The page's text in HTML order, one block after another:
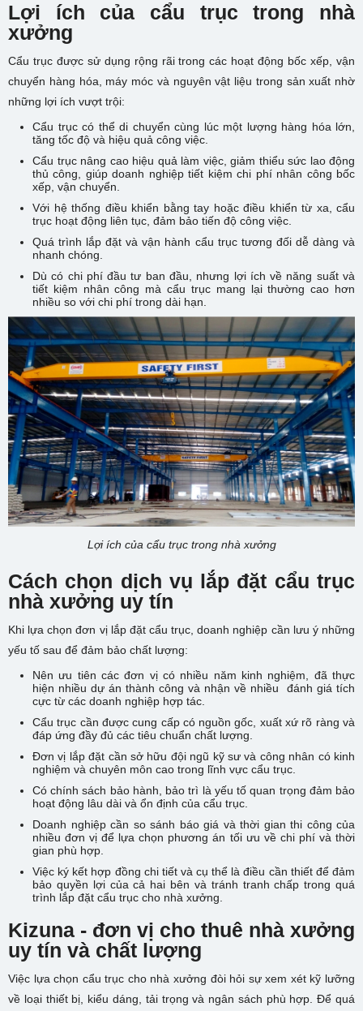
Lợi ích của cẩu trục trong nhà
xưởng
Cẩu trục được sử dụng rộng rãi trong các hoạt động bốc xếp, vận
chuyển hàng hóa, máy móc và nguyên vật liệu trong sản xuất nhờ
những lợi ích vượt trội:
Cẩu trục có thể di chuyển cùng lúc một lượng hàng hóa lớn,
tăng tốc độ và hiệu quả công việc.
Cẩu trục nâng cao hiệu quả làm việc, giảm thiểu sức lao động
thủ công, giúp doanh nghiệp tiết kiệm chi phí nhân công bốc
xếp, vận chuyển.
Với hệ thống điều khiển bằng tay hoặc điều khiển từ xa, cẩu
trục hoạt động liên tục, đảm bảo tiến độ công việc.
Quá trình lắp đặt và vận hành cẩu trục tương đối dễ dàng và
nhanh chóng.
Dù có chi phí đầu tư ban đầu, nhưng lợi ích về năng suất và
tiết kiệm nhân công mà cẩu trục mang lại thường cao hơn
nhiều so với chi phí trong dài hạn.
Lợi ích của cẩu trục trong nhà xưởng
Cách chọn dịch vụ lắp đặt cẩu trục
nhà xưởng uy tín
Khi lựa chọn đơn vị lắp đặt cẩu trục, doanh nghiệp cần lưu ý những
yếu tố sau để đảm bảo chất lượng:
Nên ưu tiên các đơn vị có nhiều năm kinh nghiệm, đã thực
hiện nhiều dự án thành công và nhận về nhiều đánh giá tích
cực từ các doanh nghiệp hợp tác.
Cẩu trục cần được cung cấp có nguồn gốc, xuất xứ rõ ràng và
đáp ứng đầy đủ các tiêu chuẩn chất lượng.
Đơn vị lắp đặt cần sở hữu đội ngũ kỹ sư và công nhân có kinh
nghiệm và chuyên môn cao trong lĩnh vực cẩu trục.
Có chính sách bảo hành, bảo trì là yếu tố quan trọng đảm bảo
hoạt động lâu dài và ổn định của cẩu trục.
Doanh nghiệp cần so sánh báo giá và thời gian thi công của
nhiều đơn vị để lựa chọn phương án tối ưu về chi phí và thời
gian phù hợp.
Việc ký kết hợp đồng chi tiết và cụ thể là điều cần thiết để đảm
bảo quyền lợi của cả hai bên và tránh tranh chấp trong quá
trình lắp đặt cẩu trục cho nhà xưởng.
Kizuna - đơn vị cho thuê nhà xưởng
uy tín và chất lượng
Việc lựa chọn cẩu trục cho nhà xưởng đòi hỏi sự xem xét kỹ lưỡng
về loại thiết bị, kiểu dáng, tải trọng và ngân sách phù hợp. Để quá